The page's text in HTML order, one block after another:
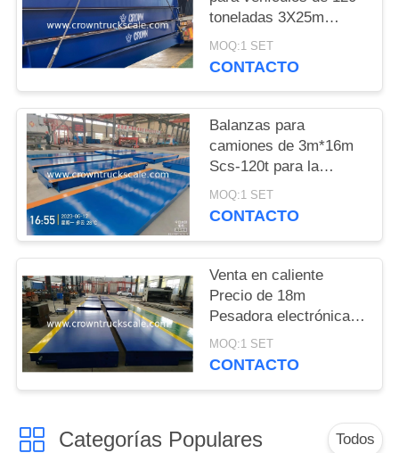
DEL
SITIO
PRIVACY
POLICY
toneladas 3X25m
Balanza de pesas para
camiones
MOQ:1 SET
CONTACTO
Balanzas para
camiones de 3m*16m
Scs-120t para la
pesaje de vehículos
MOQ:1 SET
CONTACTO
Venta en caliente
Precio de 18m
Pesadora electrónica
Balanza 30t 50t 60t 70t
80t 100t
MOQ:1 SET
CONTACTO
Categorías Populares Todos